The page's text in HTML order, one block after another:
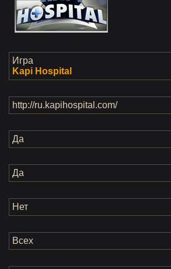
Игра
Kapi Hospital
http://ru.kapihospital.com/
Да
Да
Нет
Всех